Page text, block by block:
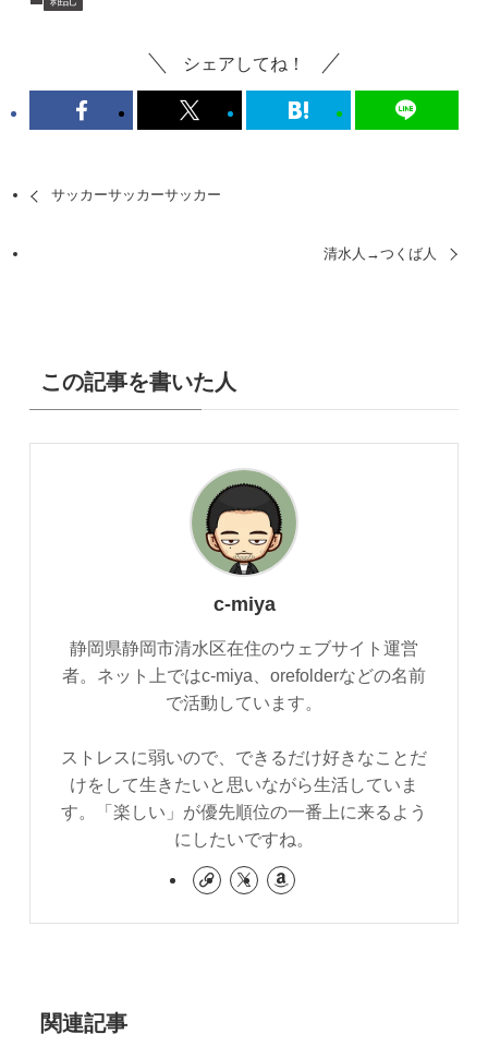
シェアしてね！
サッカーサッカーサッカー
清水人→つくば人
この記事を書いた人
c-miya
静岡県静岡市清水区在住のウェブサイト運営
者。ネット上ではc-miya、orefolderなどの名前
で活動しています。
ストレスに弱いので、できるだけ好きなことだ
けをして生きたいと思いながら生活していま
す。「楽しい」が優先順位の一番上に来るよう
にしたいですね。
関連記事